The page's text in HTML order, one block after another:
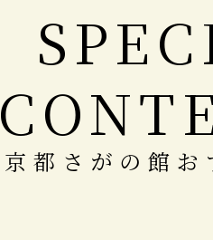
京都さがの館お